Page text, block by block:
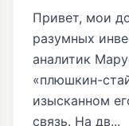
Привет, мои
разумных
аналитик
«плюшкин-
изысканном
связь. На дв...